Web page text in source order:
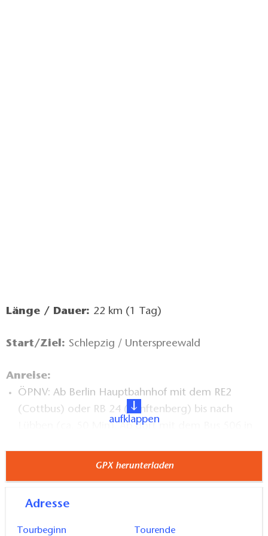
Länge / Dauer: 22 km (1 Tag)
Start/Ziel: Schlepzig / Unterspreewald
Anreise:
ÖPNV: Ab Berlin Hauptbahnhof mit dem RE2
(Cottbus) oder RB 24 (Senftenberg) bis nach
Lübben (ca. 50 Min). Ab dort mit dem Bus 506 in
PKW: Ab Berlin über die A13 bis zur Ausfahrt
Verlauf:Schlepzig, Puhlstrom, Quaaspree,
aufklappen
GPX herunterladen
Adresse
Tourbeginn
Tourende